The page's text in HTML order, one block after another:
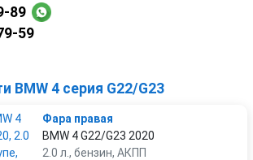
89
59
BMW 4 серия G22/G23
Фара правая
BMW 4 G22/G23 2020
2.0 л., бензин, АКПП